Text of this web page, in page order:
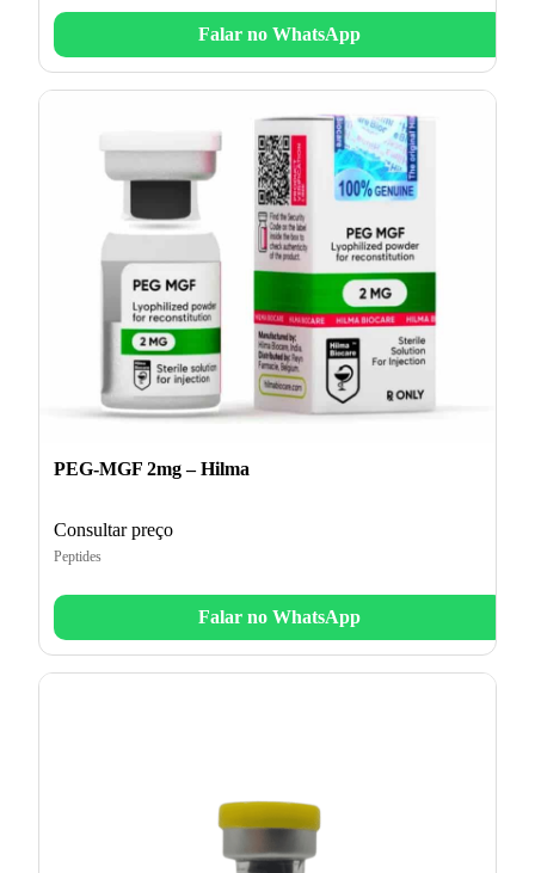
Falar no WhatsApp
PEG-MGF 2mg – Hilma
Consultar preço
Peptides
Falar no WhatsApp